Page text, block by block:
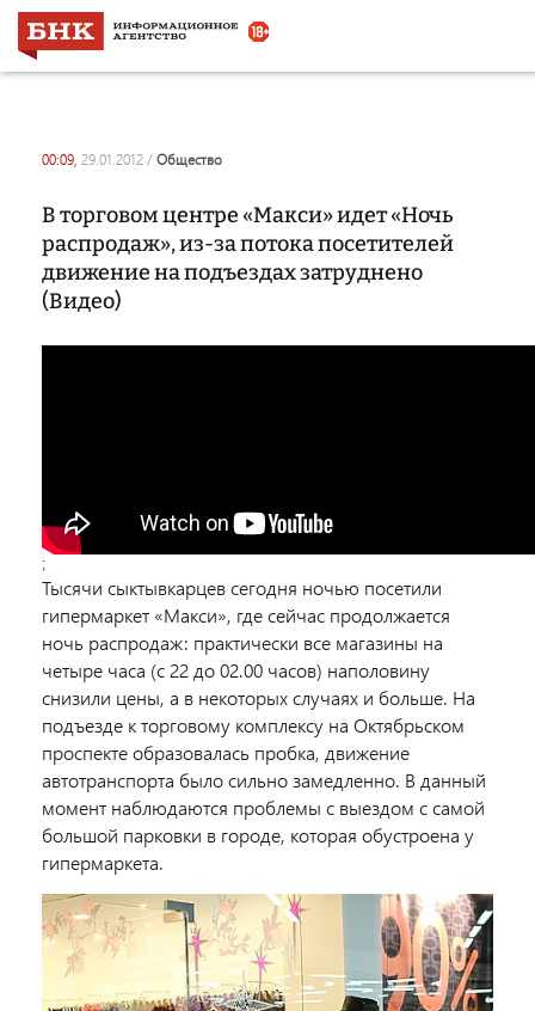
00:09, 29.01.2012 / общество
В торговом центре «Макcи» идет «Ночь
распродаж», из-за потока посетителей
движение на подъездах затруднено
(Видео)
;
Тысячи сыктывкарцев сегодня ночью посетили
гипермаркет «Макси», где сейчас продолжается
ночь распродаж: практически все магазины на
четыре часа (с 22 до 02.00 часов) наполовину
снизили цены, а в некоторых случаях и больше. На
подъезде к торговому комплексу на Октябрьском
проспекте образовалась пробка, движение
автотранспорта было сильно замедленно. В данный
момент наблюдаются проблемы с выездом с самой
большой парковки в городе, которая обустроена у
гипермаркета.